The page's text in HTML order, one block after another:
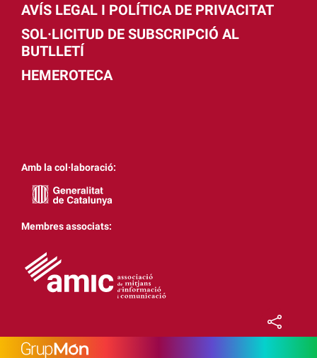
AVÍS LEGAL I POLÍTICA DE PRIVACITAT
SOL·LICITUD DE SUBSCRIPCIÓ AL
BUTLLETÍ
HEMEROTECA
Amb la col·laboració:
Membres associats: